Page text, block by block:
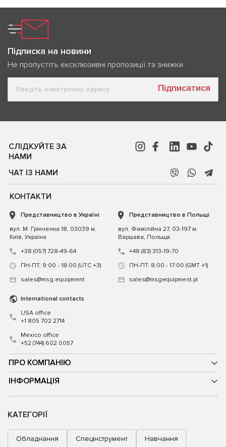
Підписка на новини
Не пропустіть ексклюзивні пропозиції та знижки
Підписатися
СЛІДКУЙТЕ ЗА
НАМИ
ЧАТ ІЗ НАМИ
ПРО КОМПАНІЮ
ІНФОРМАЦІЯ
КОНТАКТИ
Представництво в Україні
вул. М. Грінченка 18, 03039 м.
Київ, Україна
+38 (057) 728-49-64
ПН-ПТ: 9:00 - 18:00 (UTC +3)
sales@msg.equipment
Представництво в Польщі
вул. Фамілійна 27, 03-197 м.
Варшава, Польща
+48 (83) 313-19-70
ПН-ПТ: 8:00 - 17:00 (GMT +1)
sales@msgequipment.pl
International contacts
USA office
+1 805 702 2714
Mexico office
+52 (744) 602 0057
КАТЕГОРІЇ
Обладнання Спецінструмент Навчання